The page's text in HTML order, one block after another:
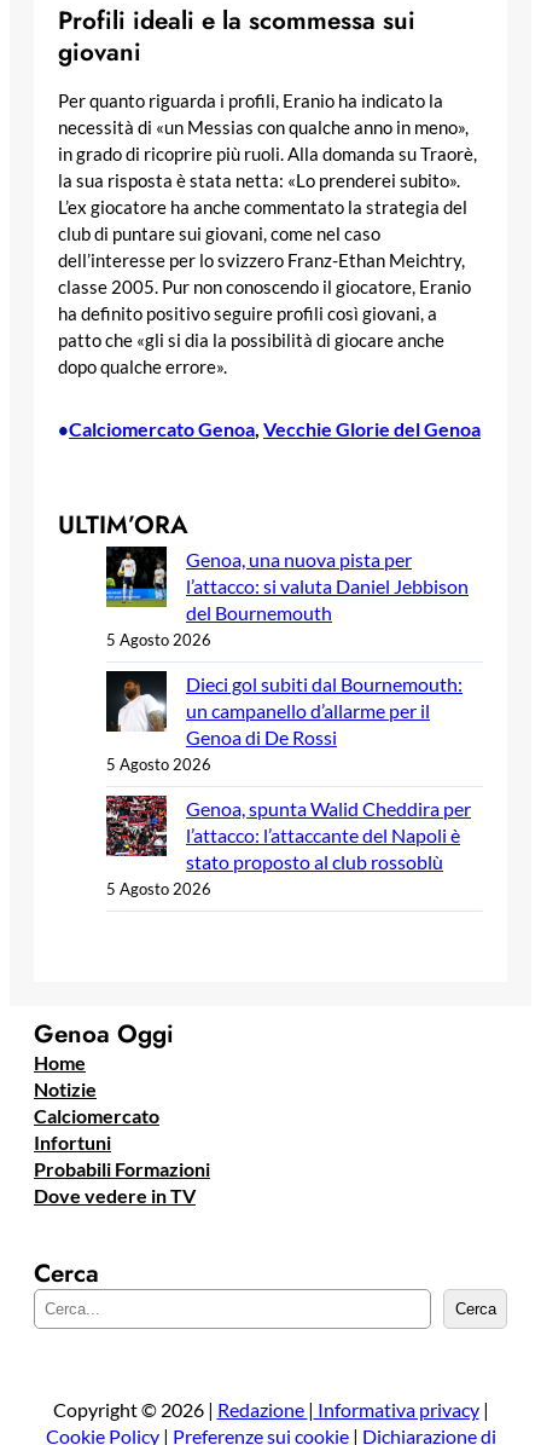
Profili ideali e la scommessa sui
giovani
Per quanto riguarda i profili, Eranio ha indicato la
necessità di «un Messias con qualche anno in meno»,
in grado di ricoprire più ruoli. Alla domanda su Traorè,
la sua risposta è stata netta: «Lo prenderei subito».
L’ex giocatore ha anche commentato la strategia del
club di puntare sui giovani, come nel caso
dell’interesse per lo svizzero Franz-Ethan Meichtry,
classe 2005. Pur non conoscendo il giocatore, Eranio
ha definito positivo seguire profili così giovani, a
patto che «gli si dia la possibilità di giocare anche
dopo qualche errore».
•Calciomercato Genoa, Vecchie Glorie del Genoa
ULTIM’ORA
Genoa, una nuova pista per
l’attacco: si valuta Daniel Jebbison
del Bournemouth
5 Agosto 2026
Dieci gol subiti dal Bournemouth:
un campanello d’allarme per il
Genoa di De Rossi
5 Agosto 2026
Genoa, spunta Walid Cheddira per
l’attacco: l’attaccante del Napoli è
stato proposto al club rossoblù
5 Agosto 2026
Genoa Oggi
Home
Notizie
Calciomercato
Infortuni
Probabili Formazioni
Dove vedere in TV
Cerca
e
a
Cerca
Copyright © 2026 | Redazione | Informativa privacy|
Cookie Policy| Preferenze sui cookie| Dichiarazione di